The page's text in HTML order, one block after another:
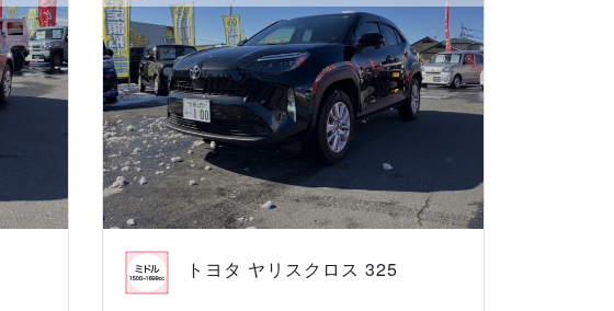
トヨタ ヤリスクロス 325